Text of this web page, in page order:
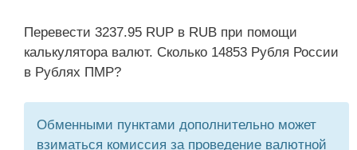
Перевести 3237.95 RUP в RUB при помощи
калькулятора валют. Сколько 14853 Рубля России
в Рублях ПМР?
Обменными пунктами дополнительно может
взиматься комиссия за проведение валютной